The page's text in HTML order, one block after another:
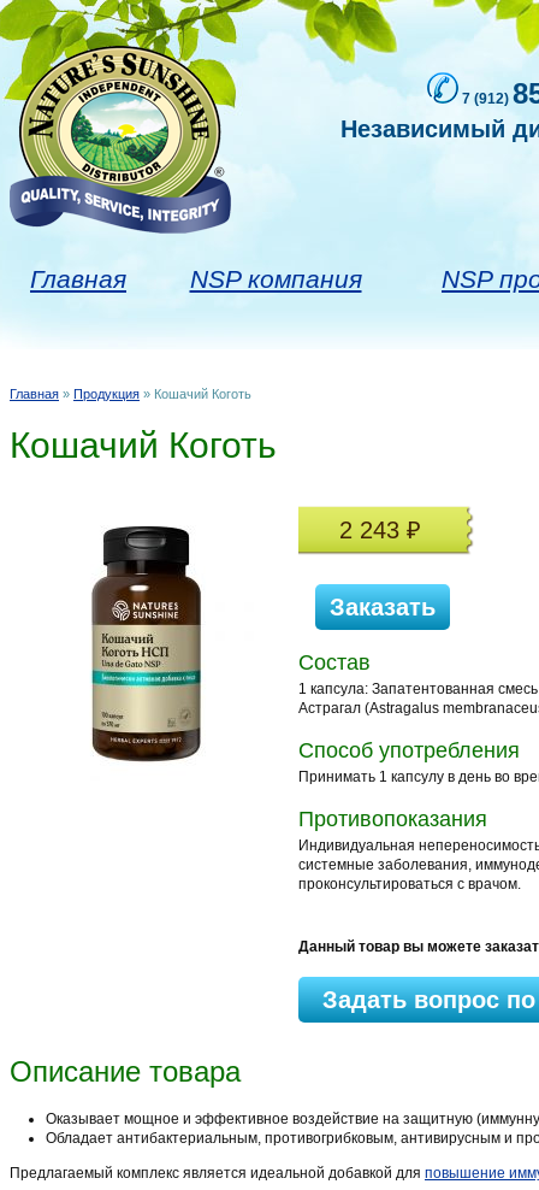
7 (912)
Независимый
Главная NSP компания NSP
Вы здесь
Главная » Продукция » Кошачий Коготь
Кошачий Коготь
2 243 ₽
Состав
1 капсула: Запатентованная
Астрагал (Astragalus
Способ употребления
Принимать 1 капсулу в день во
Противопоказания
Индивидуальная
системные заболевания,
проконсультироваться с врачом.
Данный товар вы можете
Задать вопрос
Описание товара
Оказывает мощное и эффективное воздействие на защитную
Обладает антибактериальным, противогрибковым, антивирусным и
Предлагаемый комплекс является идеальной добавкой для повышение